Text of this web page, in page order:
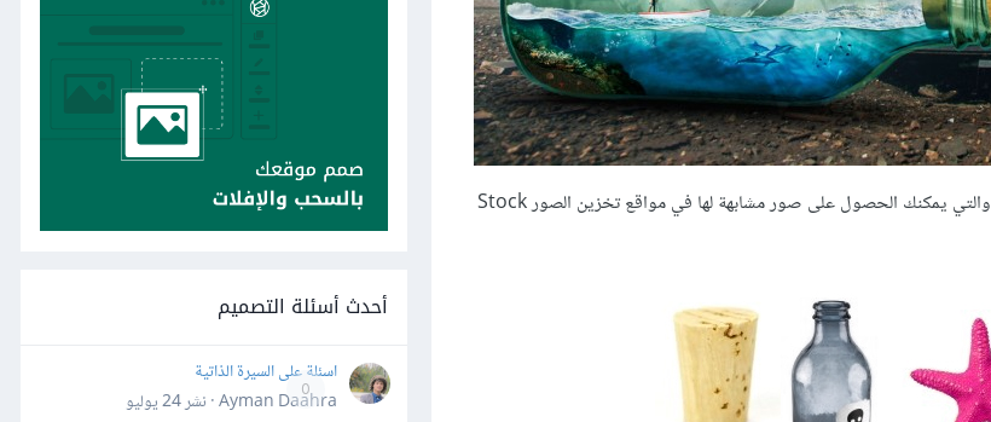
سيحتاج هذا التصميم صورًا كثيرة، لذا جهّز مجموعةً من الصور مثل الموجودة بالأسفل، والتي يمكنك الحصول على صور مشابهة لها في مواقع تخزين الصور Stock
أحدث أسئلة التصميم
0
اسئلة على السيرة الذاتية
Ayman Daahra · نشر
24 يوليو